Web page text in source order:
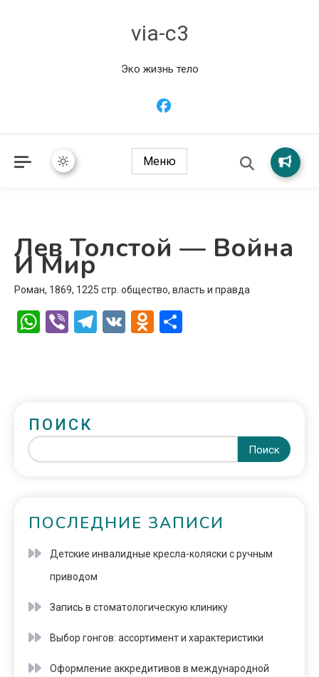
via-c3
Эко жизнь тело
Меню
Лев Толстой — Война
И Мир
Роман, 1869, 1225 стр. общество, власть и правда
WhatsApp
ViberTelegram
VK Odnoklassniki
ПОИСК
Поиск
ПОСЛЕДНИЕ ЗАПИСИ
Детские инвалидные кресла-коляски с ручным
приводом
Запись в стоматологическую клинику
Выбор гонгов: ассортимент и характеристики
Оформление аккредитивов в международной